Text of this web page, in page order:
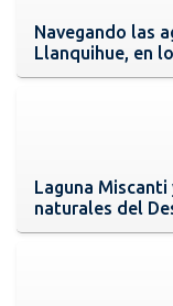
Navegando las
Llanquihue, en
Laguna
naturales del